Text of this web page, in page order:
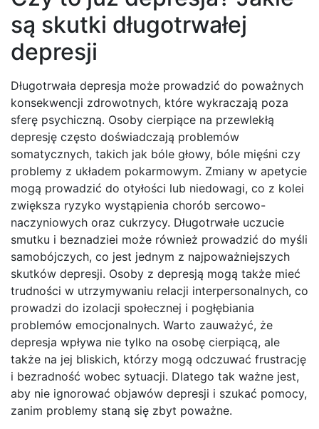
są skutki długotrwałej
depresji
Długotrwała depresja może prowadzić do poważnych
konsekwencji zdrowotnych, które wykraczają poza
sferę psychiczną. Osoby cierpiące na przewlekłą
depresję często doświadczają problemów
somatycznych, takich jak bóle głowy, bóle mięśni czy
problemy z układem pokarmowym. Zmiany w apetycie
mogą prowadzić do otyłości lub niedowagi, co z kolei
zwiększa ryzyko wystąpienia chorób sercowo-
naczyniowych oraz cukrzycy. Długotrwałe uczucie
smutku i beznadziei może również prowadzić do myśli
samobójczych, co jest jednym z najpoważniejszych
skutków depresji. Osoby z depresją mogą także mieć
trudności w utrzymywaniu relacji interpersonalnych, co
prowadzi do izolacji społecznej i pogłębiania
problemów emocjonalnych. Warto zauważyć, że
depresja wpływa nie tylko na osobę cierpiącą, ale
także na jej bliskich, którzy mogą odczuwać frustrację
i bezradność wobec sytuacji. Dlatego tak ważne jest,
aby nie ignorować objawów depresji i szukać pomocy,
zanim problemy staną się zbyt poważne.